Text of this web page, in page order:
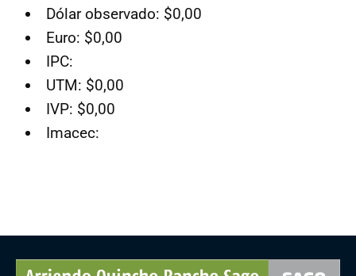
Dólar observado: $0,00
Euro: $0,00
IPC:
UTM: $0,00
IVP: $0,00
Imacec: